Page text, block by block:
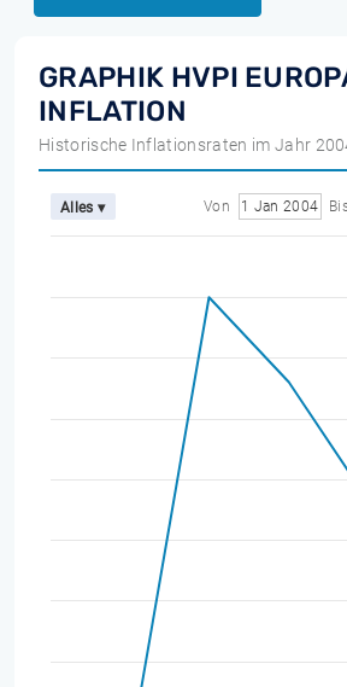
GRAPHIK HVPI
INFLATION
Historische Inflationsraten im Jahr
Alles ▾ Von 1 Jan 2004